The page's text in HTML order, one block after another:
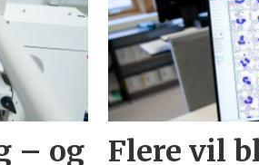
– og
Flere vil